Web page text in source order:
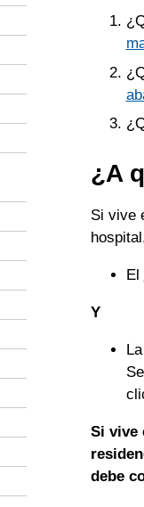
¿A
Si vive
El
Y
Si vive
debe